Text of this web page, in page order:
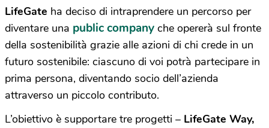
LifeGate ha deciso di intraprendere un percorso per
diventare una public company che opererà sul fronte
della sostenibilità grazie alle azioni di chi crede in un
futuro sostenibile: ciascuno di voi potrà partecipare in
prima persona, diventando socio dell’azienda
attraverso un piccolo contributo.
L’obiettivo è supportare tre progetti – LifeGate Way,